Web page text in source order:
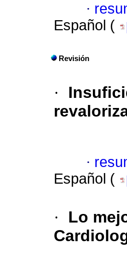
·
Español (
Revisión
·
·
Español (
·
Lo